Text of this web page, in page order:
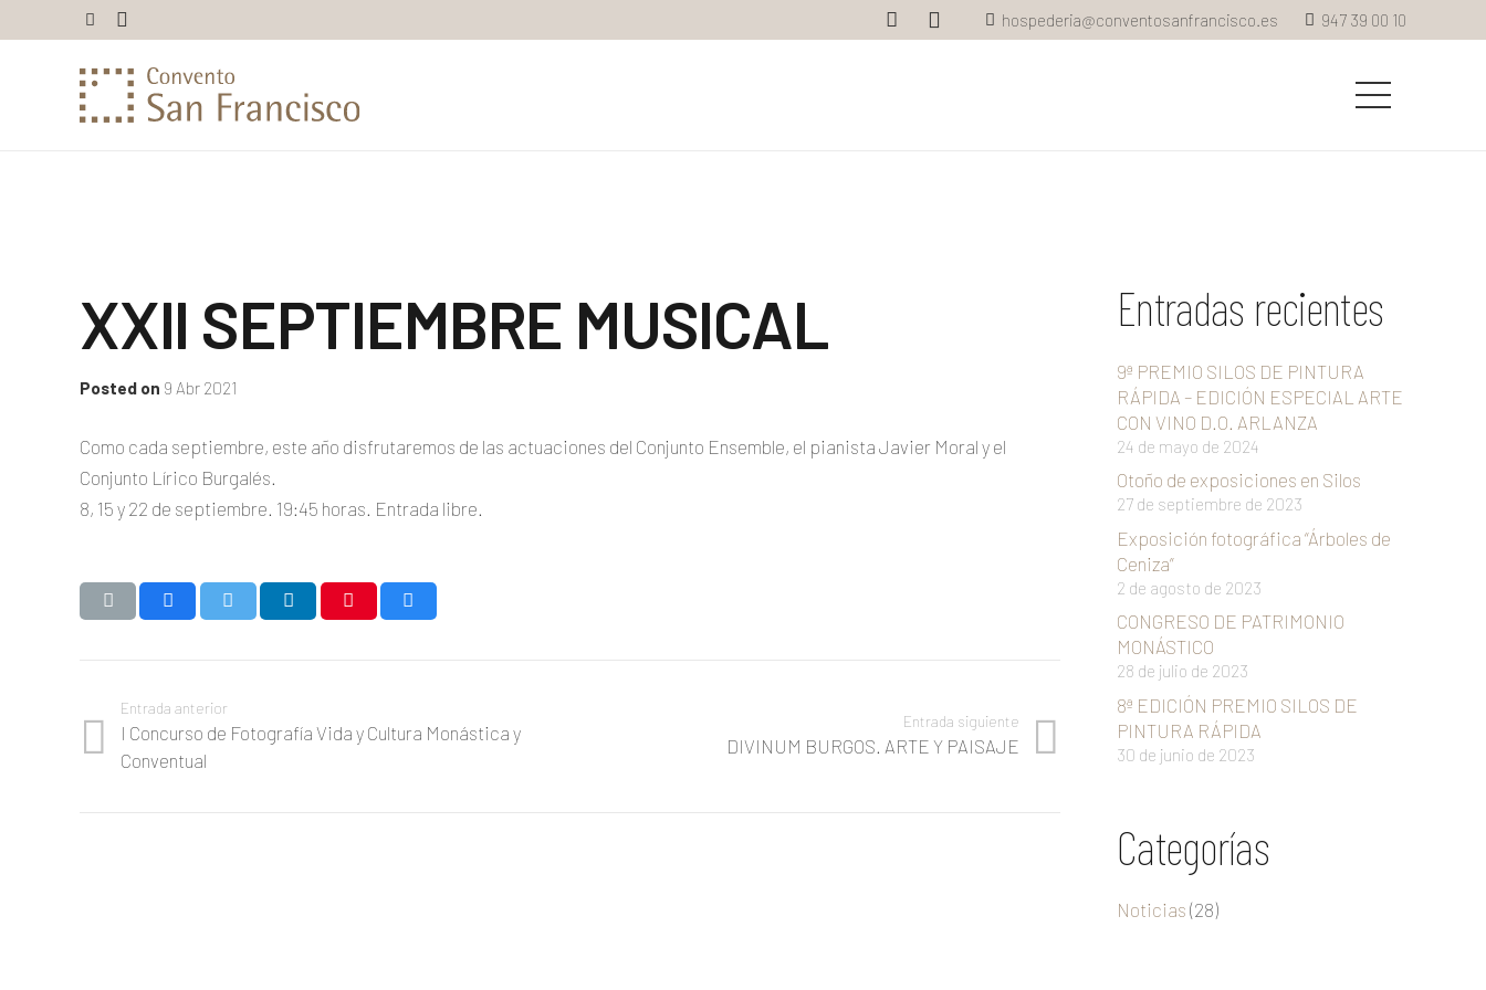
hospederia@conventosanfrancisco.es 947 39 00 10
XXII SEPTIEMBRE MUSICAL
Posted on 9 Abr 2021
Como cada septiembre, este año disfrutaremos de las actuaciones del Conjunto Ensemble, el pianista Javier Moral y el
Conjunto Lírico Burgalés.
8, 15 y 22 de septiembre. 19:45 horas. Entrada libre.
Entrada anterior
I Concurso de Fotografía Vida y Cultura Monástica y
Conventual
Entrada siguiente
DIVINUM BURGOS. ARTE Y PAISAJE
Entradas recientes
9ª PREMIO SILOS DE PINTURA
RÁPIDA – EDICIÓN ESPECIAL ARTE
CON VINO D.O. ARLANZA
24 de mayo de 2024
Otoño de exposiciones en Silos
27 de septiembre de 2023
Exposición fotográfica “Árboles de
Ceniza”
2 de agosto de 2023
CONGRESO DE PATRIMONIO
MONÁSTICO
28 de julio de 2023
8ª EDICIÓN PREMIO SILOS DE
PINTURA RÁPIDA
30 de junio de 2023
Categorías
Noticias (28)